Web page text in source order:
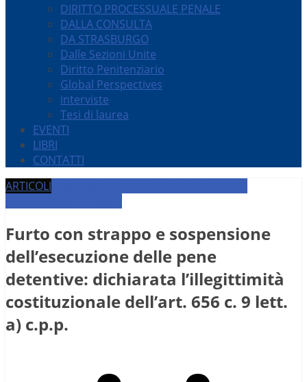
DIRITTO PROCESSUALE PENALE
DALLA CONSULTA
DA STRASBURGO
Dalle Sezioni Unite
Diritto Penitenziario
Global Perspectives
interviste
Tesi di laurea
EVENTI
LIBRI
CONTATTI
ARTICOLI
Furto con strappo e sospensione
dell’esecuzione delle pene
detentive: dichiarata l’illegittimità
costituzionale dell’art. 656 c. 9 lett.
a) c.p.p.